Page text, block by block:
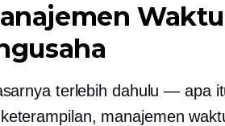
terlebih dahulu — apa
manajemen